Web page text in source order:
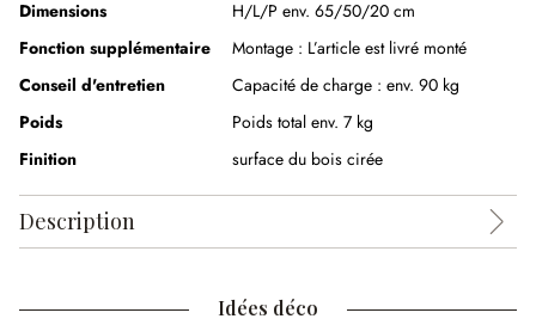
Dimensions
H/L/P env. 65/50/20 cm
Fonction supplémentaire
Montage : L’article est livré monté
Conseil d'entretien
Capacité de charge : env. 90 kg
Poids
Poids total env. 7 kg
Finition
surface du bois cirée
Description
Idées déco